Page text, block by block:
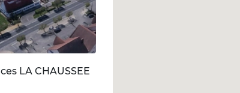
LA CHAUSSEE